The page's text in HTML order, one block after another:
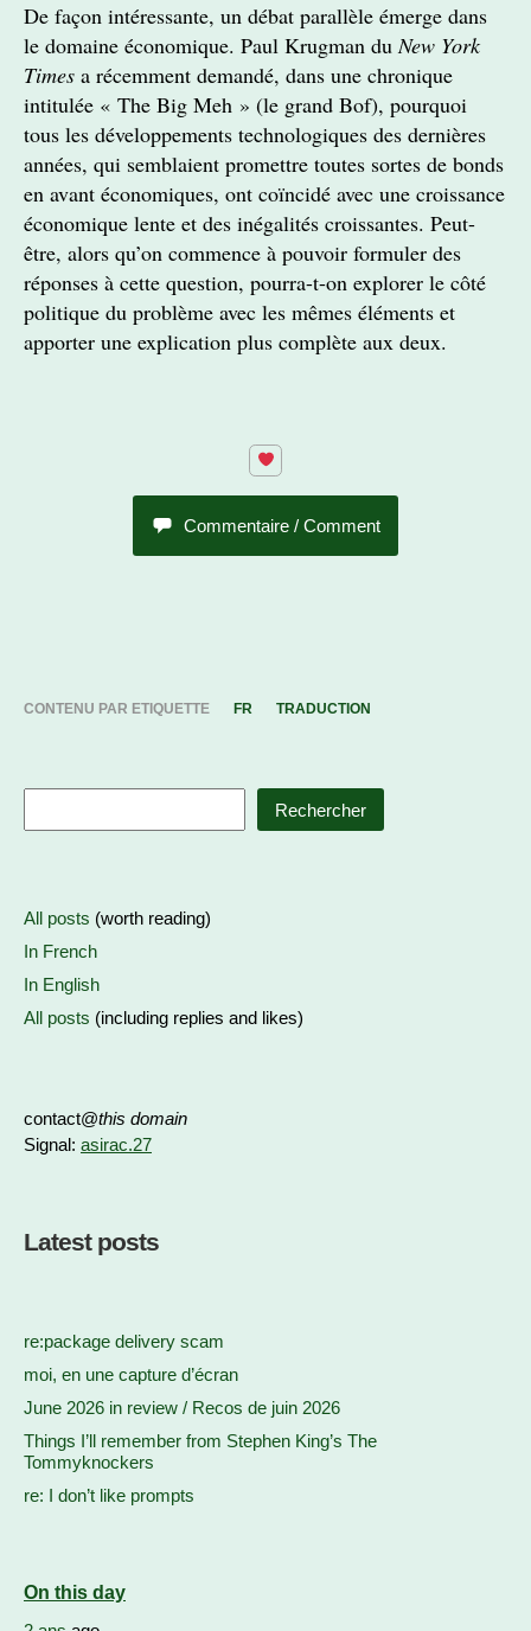
De façon intéressante, un débat parallèle émerge dans
le domaine économique. Paul Krugman duNew York
Times a récemment demandé, dans une chronique
intitulée « The Big Meh » (le grand Bof), pourquoi
tous les développements technologiques des dernières
années, qui semblaient promettre toutes sortes de bonds
en avant économiques, ont coïncidé avec une croissance
économique lente et des inégalités croissantes. Peut-
être, alors qu’on commence à pouvoir formuler des
réponses à cette question, pourra-t-on explorer le côté
politique du problème avec les mêmes éléments et
apporter une explication plus complète aux deux.
Commentaire / Comment
CONTENU PAR ETIQUETTE FR TRADUCTION
Rechercher
All posts (worth reading)
In French
In English
All posts (including replies and likes)
contact@this domain
Signal: asirac.27
Latest posts
re:package delivery scam
moi, en une capture d’écran
June 2026 in review / Recos de juin 2026
Things I’ll remember from Stephen King’s The
Tommyknockers
re: I don’t like prompts
On this day